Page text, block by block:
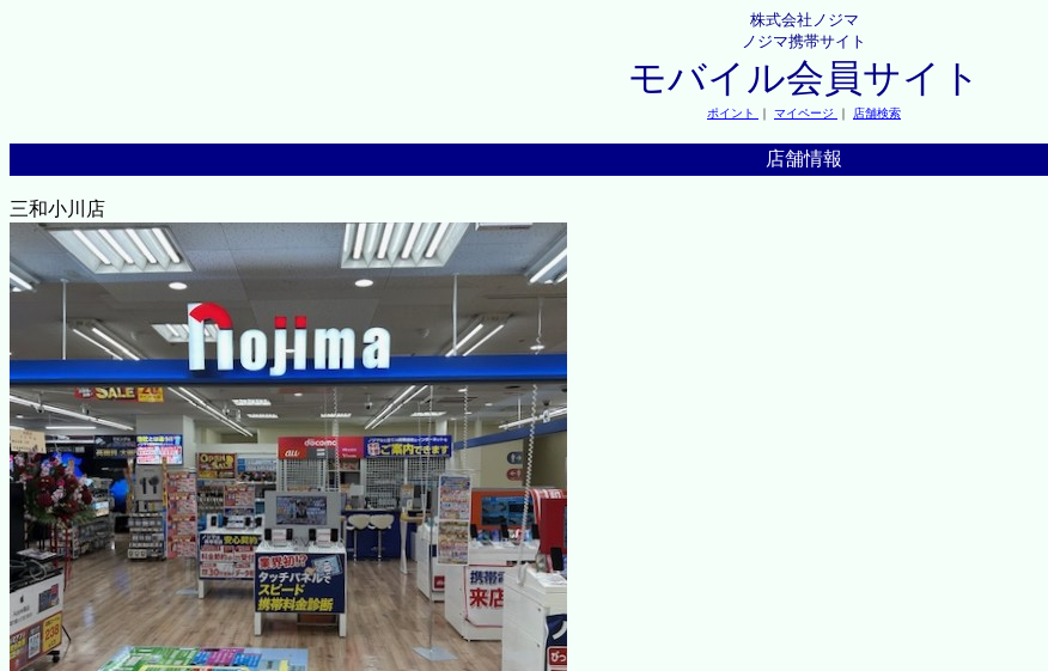
株式会社ノジマ
ノジマ携帯サイト
モバイル会員サイト
ポイント ｜ マイページ ｜ 店舗検索
店舗情報
三和小川店